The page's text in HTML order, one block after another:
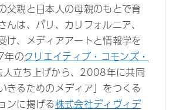
父親と日本人の母親のもとで育
んは、パリ、カリフォルニア、
け、メディアアートと情報学を
年のクリエイティブ・コモンズ・
人立ち上げから、2008年に共同
きるためのメディア」をつくる
ンに掲げる株式会社ディヴィデ